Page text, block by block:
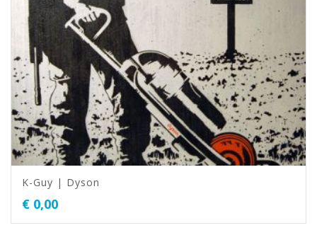
K-Guy | Dyson
€ 0,00